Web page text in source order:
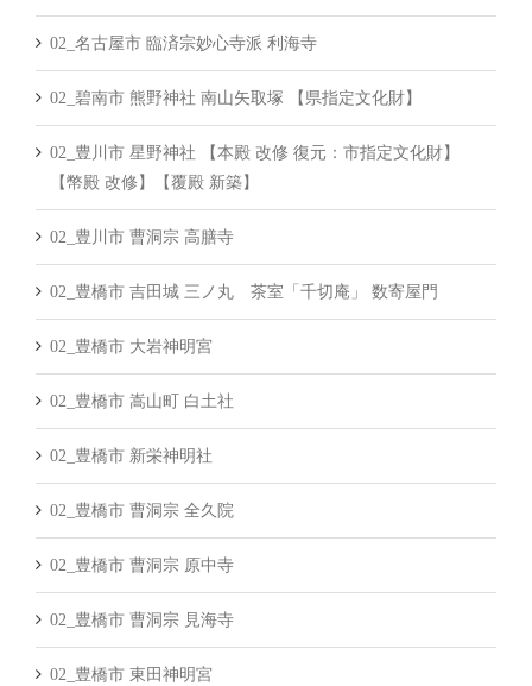
02_名古屋市 臨済宗妙心寺派 利海寺
02_碧南市 熊野神社 南山矢取塚 【県指定文化財】
02_豊川市 星野神社 【本殿 改修 復元：市指定文化財】
【幣殿 改修】【覆殿 新築】
02_豊川市 曹洞宗 高膳寺
02_豊橋市 吉田城 三ノ丸 茶室「千切庵」 数寄屋門
02_豊橋市 大岩神明宮
02_豊橋市 嵩山町 白土社
02_豊橋市 新栄神明社
02_豊橋市 曹洞宗 全久院
02_豊橋市 曹洞宗 原中寺
02_豊橋市 曹洞宗 見海寺
02_豊橋市 東田神明宮